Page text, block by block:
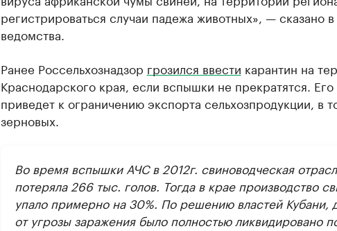
регистрироваться случаи падежа животных», — сказано
ведомства.
Ранее Россельхознадзор грозился ввести карантин на
Краснодарского края, если вспышки не прекратятся. Его
приведет к ограничению экспорта сельхозпродукции, в
зерновых.
Во время вспышки АЧС в 2012г. свиноводческая
потеряла 266 тыс. голов. Тогда в крае производство
упало примерно на 30%. По решению властей Кубани,
от угрозы заражения было полностью ликвидировано